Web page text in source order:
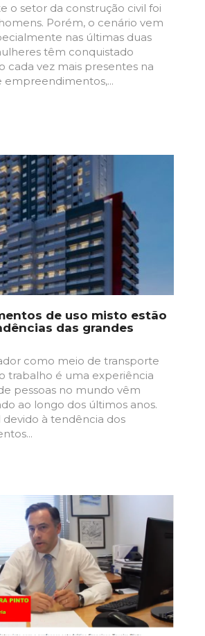
o setor da construção civil foi
Porém, o cenário vem
nas últimas duas
têm conquistado
cada vez mais presentes na
empreendimentos,...
de uso misto estão
das grandes
como meio de transporte
trabalho é uma experiência
pessoas no mundo vêm
ao longo dos últimos anos.
devido à tendência dos